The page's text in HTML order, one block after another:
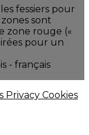
fessiers pour
sont
zone rouge («
pour un
- français
Privacy Cookies